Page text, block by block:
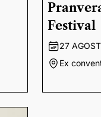
Festival
27
Ex